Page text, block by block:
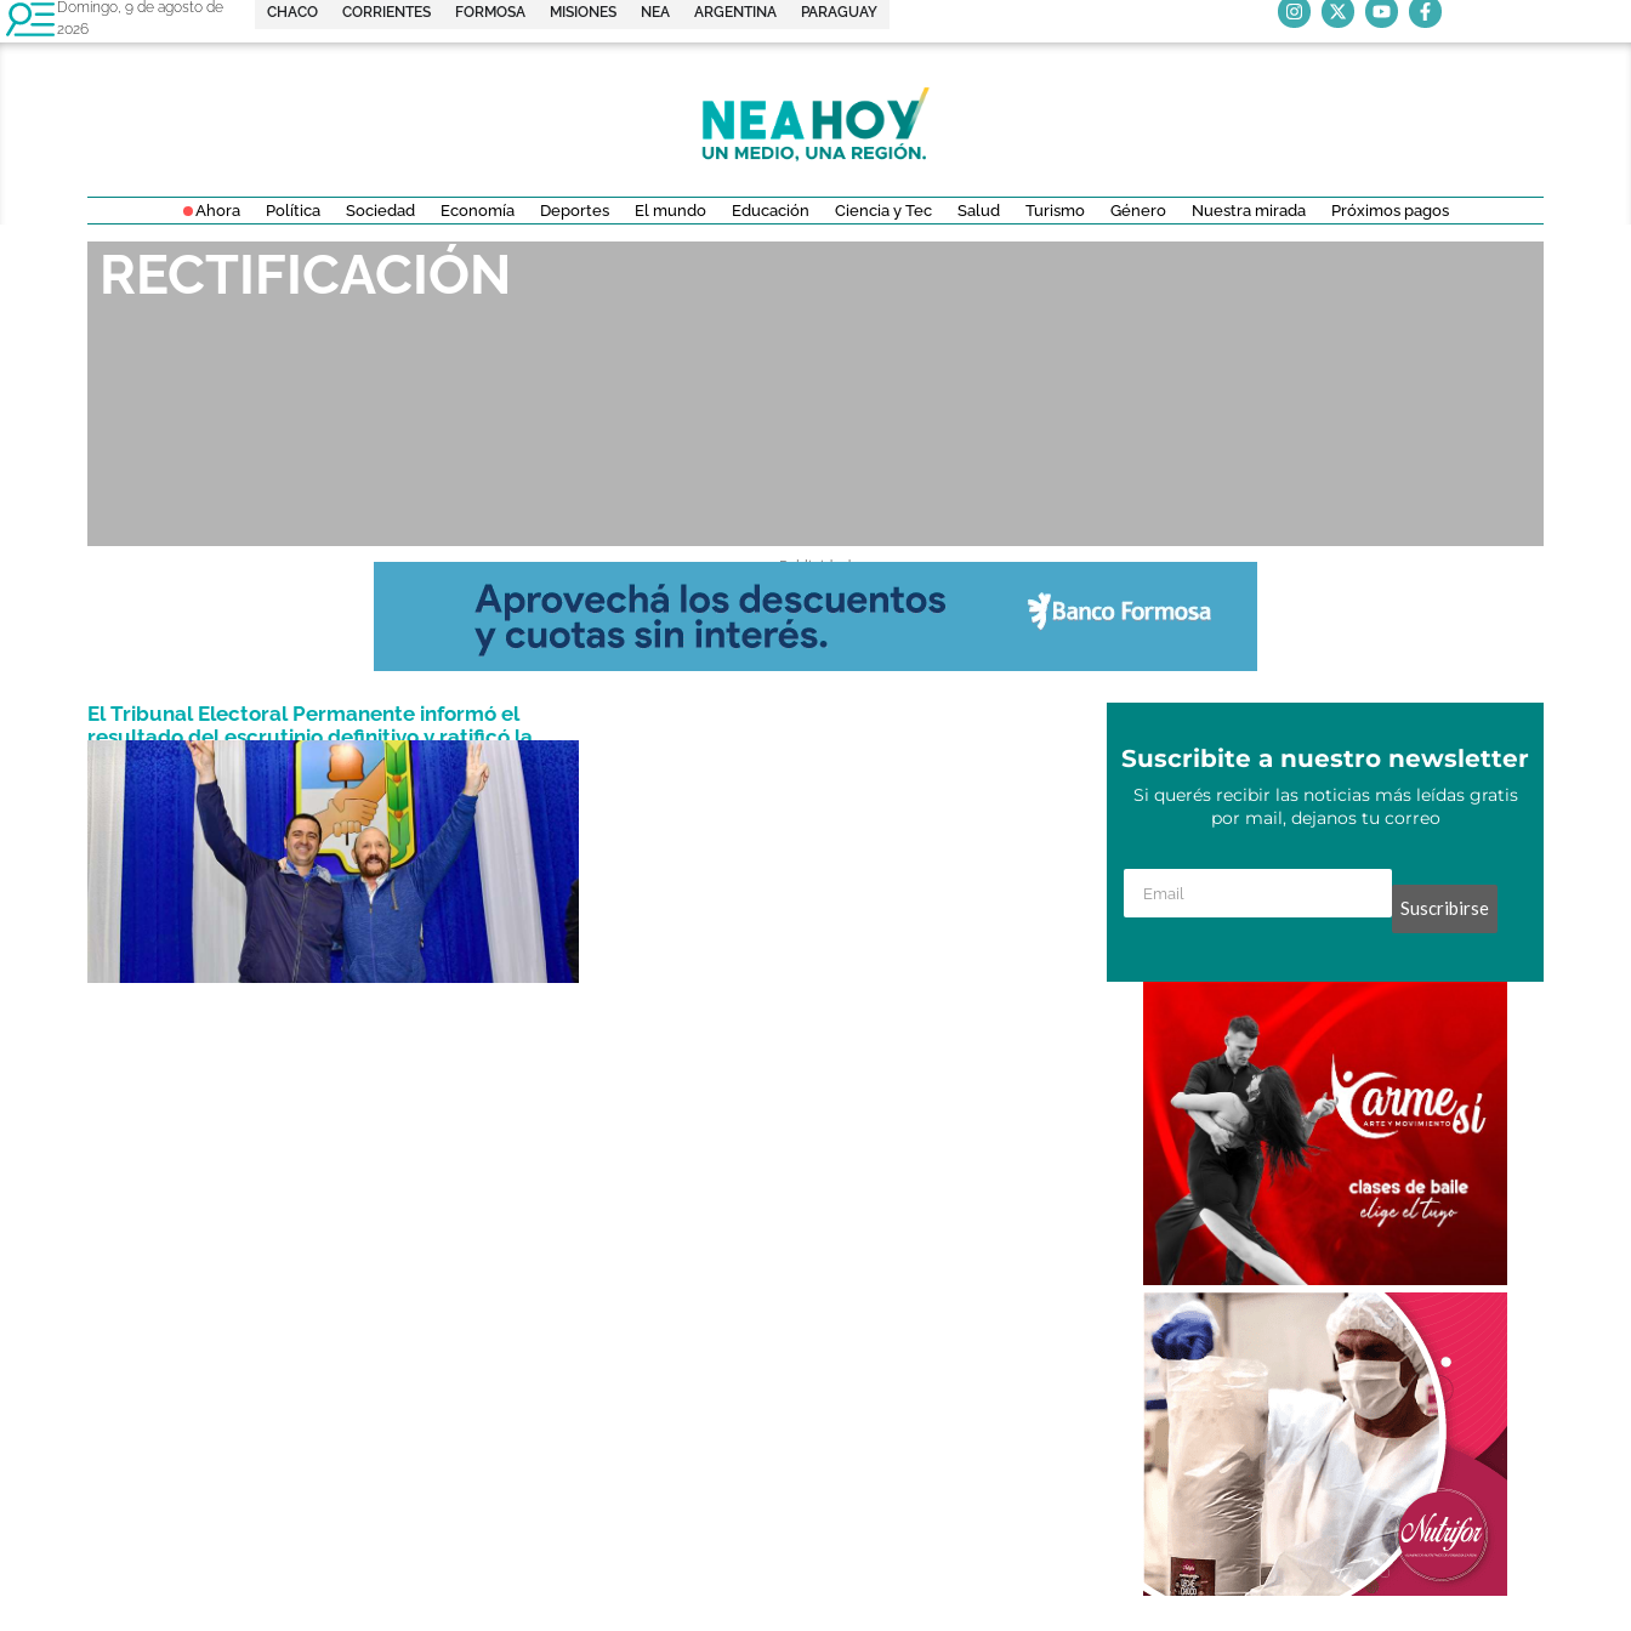
Domingo, 9 de agosto de
2026
CHACO CORRIENTES FORMOSA MISIONES NEA ARGENTINA PARAGUAY
Ahora Política Sociedad Economía Deportes El mundo Educación Ciencia y Tec Salud Turismo Género Nuestra mirada Próximos pagos
RECTIFICACIÓN
- Publicidad -
El Tribunal Electoral Permanente informó el
resultado del escrutinio definitivo y ratificó la
victoria del oficialismo provincial
Julio 4, 2023 Suscribite a nuestro newsletter
Si querés recibir las noticias más leídas gratis
por mail, dejanos tu correo
Suscribirse